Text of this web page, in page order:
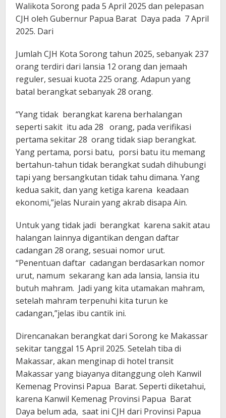
Walikota Sorong pada 5 April 2025 dan pelepasan
CJH oleh Gubernur Papua Barat Daya pada 7 April
2025. Dari
Jumlah CJH Kota Sorong tahun 2025, sebanyak 237
orang terdiri dari lansia 12 orang dan jemaah
reguler, sesuai kuota 225 orang. Adapun yang
batal berangkat sebanyak 28 orang.
“Yang tidak berangkat karena berhalangan
seperti sakit itu ada 28 orang, pada verifikasi
pertama sekitar 28 orang tidak siap berangkat.
Yang pertama, porsi batu, porsi batu itu memang
bertahun-tahun tidak berangkat sudah dihubungi
tapi yang bersangkutan tidak tahu dimana. Yang
kedua sakit, dan yang ketiga karena keadaan
ekonomi,”jelas Nurain yang akrab disapa Ain.
Untuk yang tidak jadi berangkat karena sakit atau
halangan lainnya digantikan dengan daftar
cadangan 28 orang, sesuai nomor urut.
“Penentuan daftar cadangan berdasarkan nomor
urut, namum sekarang kan ada lansia, lansia itu
butuh mahram. Jadi yang kita utamakan mahram,
setelah mahram terpenuhi kita turun ke
cadangan,”jelas ibu cantik ini.
Direncanakan berangkat dari Sorong ke Makassar
sekitar tanggal 15 April 2025. Setelah tiba di
Makassar, akan menginap di hotel transit
Makassar yang biayanya ditanggung oleh Kanwil
Kemenag Provinsi Papua Barat. Seperti diketahui,
karena Kanwil Kemenag Provinsi Papua Barat
Daya belum ada, saat ini CJH dari Provinsi Papua